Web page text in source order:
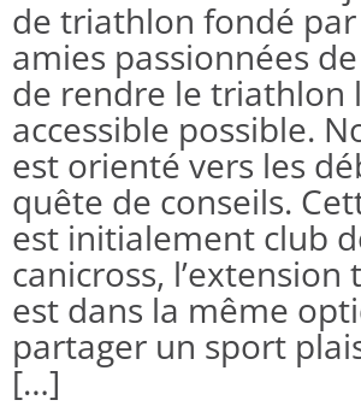
de triathlon fondé
amies passionnées
de rendre le triathlon
accessible possible.
est orienté vers les
quête de conseils.
est initialement club
canicross,
est dans la même
partager un sport
[…]